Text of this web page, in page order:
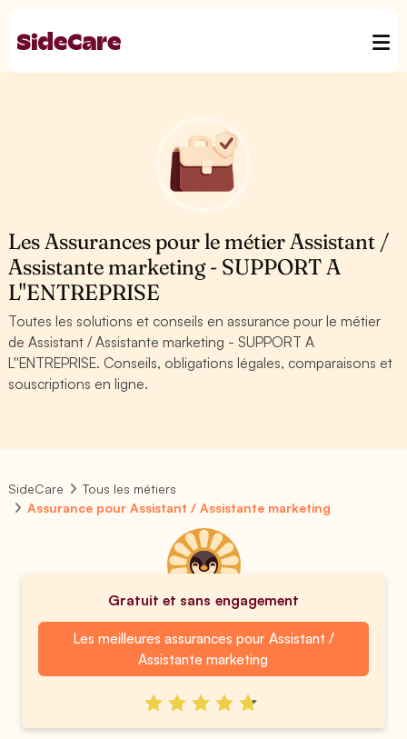
Les Assurances pour le métier Assistant /
Assistante marketing - SUPPORT A
L''ENTREPRISE
Toutes les solutions et conseils en assurance pour le métier
de Assistant / Assistante marketing - SUPPORT A
L''ENTREPRISE. Conseils, obligations légales, comparaisons et
souscriptions en ligne.
SideCare
Tous les métiers
Assurance pour Assistant / Assistante marketing
Gratuit et sans engagement
Les meilleures assurances pour Assistant /
Assistante marketing